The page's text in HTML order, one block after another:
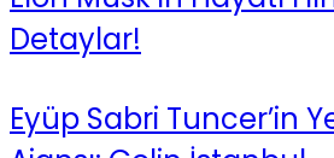
Detaylar!
Eyüp Sabri Tuncer’in